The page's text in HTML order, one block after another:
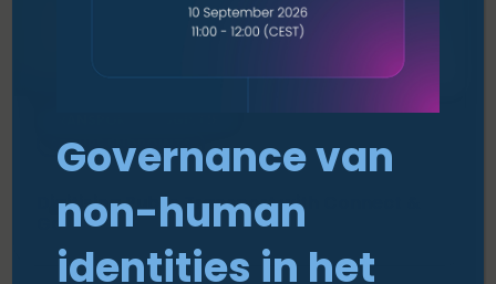
SECURE ENDPOINTS
Digitising Public Transport with Connect &
Go
Governance van
non-human
identities in het